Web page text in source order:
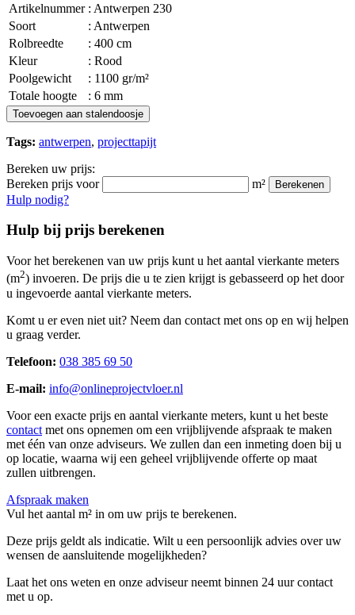
Artikelnummer : Antwerpen 230
Soort
: Antwerpen
Rolbreedte
: 400 cm
Kleur
: Rood
Poolgewicht
: 1100 gr/m²
Totale hoogte
: 6 mm
Toevoegen aan stalendoosje
Tags: antwerpen, projecttapijt
Bereken uw prijs:
Bereken prijs voor
m² Berekenen
Hulp nodig?
Hulp bij prijs berekenen
Voor het berekenen van uw prijs kunt u het aantal vierkante meters
(m2) invoeren. De prijs die u te zien krijgt is gebasseerd op het door
u ingevoerde aantal vierkante meters.
Komt u er even niet uit? Neem dan contact met ons op en wij helpen
u graag verder.
Telefoon: 038 385 69 50
E-mail: info@onlineprojectvloer.nl
Voor een exacte prijs en aantal vierkante meters, kunt u het beste
contact met ons opnemen om een vrijblijvende afspraak te maken
met één van onze adviseurs. We zullen dan een inmeting doen bij u
op locatie, waarna wij een geheel vrijblijvende offerte op maat
zullen uitbrengen.
Afspraak maken
Vul het aantal m² in om uw prijs te berekenen.
Deze prijs geldt als indicatie. Wilt u een persoonlijk advies over uw
wensen de aansluitende mogelijkheden?
Laat het ons weten en onze adviseur neemt binnen 24 uur contact
met u op.